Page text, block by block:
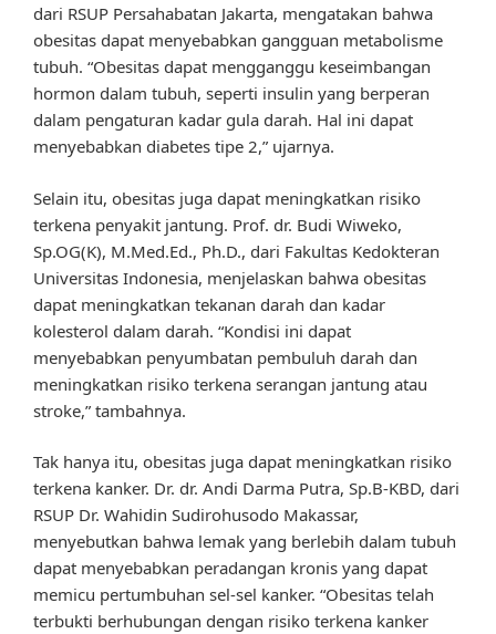
dari RSUP Persahabatan Jakarta, mengatakan bahwa
obesitas dapat menyebabkan gangguan metabolisme
tubuh. “Obesitas dapat mengganggu keseimbangan
hormon dalam tubuh, seperti insulin yang berperan
dalam pengaturan kadar gula darah. Hal ini dapat
menyebabkan diabetes tipe 2,” ujarnya.
Selain itu, obesitas juga dapat meningkatkan risiko
terkena penyakit jantung. Prof. dr. Budi Wiweko,
Sp.OG(K), M.Med.Ed., Ph.D., dari Fakultas Kedokteran
Universitas Indonesia, menjelaskan bahwa obesitas
dapat meningkatkan tekanan darah dan kadar
kolesterol dalam darah. “Kondisi ini dapat
menyebabkan penyumbatan pembuluh darah dan
meningkatkan risiko terkena serangan jantung atau
stroke,” tambahnya.
Tak hanya itu, obesitas juga dapat meningkatkan risiko
terkena kanker. Dr. dr. Andi Darma Putra, Sp.B-KBD, dari
RSUP Dr. Wahidin Sudirohusodo Makassar,
menyebutkan bahwa lemak yang berlebih dalam tubuh
dapat menyebabkan peradangan kronis yang dapat
memicu pertumbuhan sel-sel kanker. “Obesitas telah
terbukti berhubungan dengan risiko terkena kanker